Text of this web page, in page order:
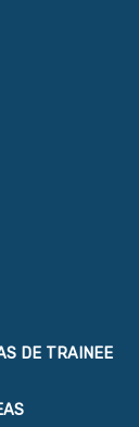
DE TRAINEE